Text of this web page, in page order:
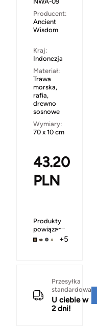
Producent:
Ancient
Wisdom
Kraj:
Indonezja
Materiał:
Trawa
morska,
rafia,
drewno
sosnowe
Wymiary:
70 x 10 cm
43.20
PLN
Produkty
powiązane
+5
Przesyłka
standardowa
U ciebie w
2 dni!